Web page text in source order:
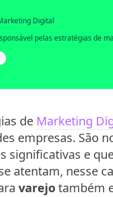
Digital
pelas estratégias de
de Marketing
empresas. São
significativas e
atentam, nesse
varejotambém